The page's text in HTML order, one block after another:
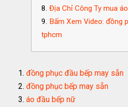
Địa Chỉ Công Ty mua
Bấm Xem Video: đồng
tphcm
đồng phục đầu bếp may sẵn
đồng phục bếp may sẵn
áo đầu bếp nữ